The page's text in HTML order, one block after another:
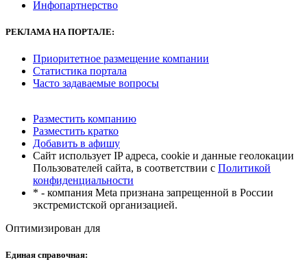
Инфопартнерство
РЕКЛАМА НА ПОРТАЛЕ:
Приоритетное размещение компании
Статистика портала
Часто задаваемые вопросы
Разместить компанию
Разместить кратко
Добавить в афишу
Сайт использует IP адреса, cookie и данные геолокации
Пользователей сайта, в соответствии с Политикой
конфиденциальности
* - компания Meta признана запрещенной в России
экстремистской организацией.
Оптимизирован для
Единая справочная: